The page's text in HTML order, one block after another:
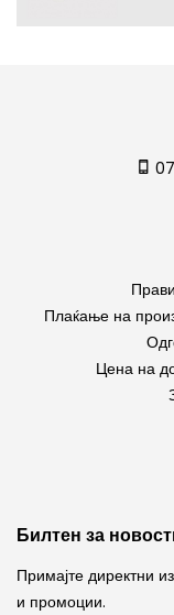
Плаќање на
Цена на
Билтен за
Примајте директни
и промоции.